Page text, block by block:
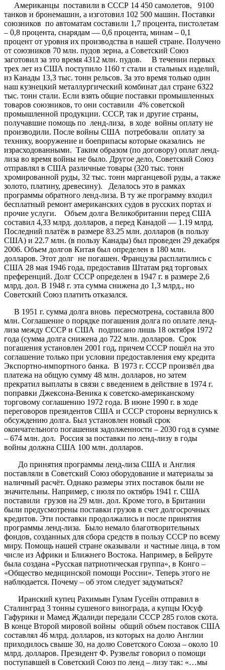
Американцы поставили в СССР 14 450 самолетов, 9100
танков и бронемашин, а изготовил 102 500 машин. Поставки
союзников по автоматам составили 1,7 процента, пистолетам
– 0,8 процента, снарядам — 0,6 процента, минам – 0,1
процент от уровня их производства в нашей стране. Получено
от союзников 70 млн. пудов зерна, а Советский Союз
заготовил за это время 4312 млн. пудов. В течении первых
трех лет из США поступило 1160 т стали и стальных изделий,
из Канады 13,3 тыс. тонн рельсов. За это время только один
наш кузнецкий металлургический комбинат дал стране 6322
тыс. тонн стали. Если взять общие поставки промышленных
товаров союзников, то они составили 4% советской
промышленной продукции. СССР, так и другие страны,
получавшие помощь по ленд-лиза, в ходе войны оплату не
производили. После войны США потребовали оплату за
технику, вооружение и боеприпасы которые оказались не
израсходованными. Таким образом (по договору) оплат ленд-
лиза во время войны не было. Другое дело, Советский Союз
отправлял в США различные товары (320 тыс. тонн
хромированной руды, 32 тыс. тонн марганцевой руды, а также
золото, платину, древесину). Делалось это в рамках
программы обратного ленд-лиза. В ту же программу входил
бесплатный ремонт американских судов в русских портах и
прочие услуги. Объем долга Великобритании перед США
составил 4,33 млрд. долларов, а перед Канадой — 1.19 млрд.
Последний платёж в размере 83.25 млн. долларов (в пользу
США) и 22.7 млн. (в пользу Канады) был проведен 29 декабря
2006. Объем долгов Китая был определен в 180 млн.
долларов. Этот долг не погашен. Французы расплатились с
США 28 мая 1946 года, предоставив Штатам ряд торговых
преференций. Долг СССР определен в 1947 г. в размере 2,6
млрд. дол. В 1948 г. эта сумма снижена до 1,3 млрд., но
Советский Союз платить отказался.
В 1951 г. сумма долга вновь пересмотрена, составила 800
млн. Соглашение о порядке погашения долга по оплате ленд-
лиза между СССР и США подписано лишь 18 октября 1972
года (сумма долга снижена до 722 млн. долларов. Срок
погашения установлен 2001 год, причем СССР пошёл на это
соглашение только при условии предоставления ему кредита
Экспортно-импортного банка. В 1973 г. СССР произвёл два
платежа на общую сумму 48 млн. долларов, но затем
прекратил выплаты в связи с введением в действие в 1974 г.
поправки Джексона-Веника к советско-американскому
торговому соглашению 1972 года. В июне 1990 г. в ходе
переговоров президентов США и СССР стороны вернулись к
обсуждению долга. Был установлен новый срок
окончательного погашения задолженности – 2030 год в сумме
– 674 млн. дол. Россия за поставки по ленд-лизу в годы
войны должна США 100 млн. долларов.
До принятия программы ленд-лиза США и Англия
поставляли в Советский Союз оборудование и материалы за
наличный расчёт. Однако размеры этих поставок были не
значительны. Например, с июля по октябрь 1941 г. США
поставили грузов на 29 млн. дол. Кроме того, в Британии
были предусмотрены поставки грузов в счет долгосрочных
кредитов. Эти поставки продолжались и после принятия
программы ленд-лиза. Было немало благотворительных
фондов, созданных для сбора средств в пользу СССР по всему
миру. Помощь нашей стране оказывали и частные лица, в том
числе из Африки и Ближнего Востока. Например, в Бейруте
была создана «Русская патриотическая группа», в Конго –
«Общество медицинской помощи России». Теперь этого не
наблюдается. Почему – об этом следует задуматься?
Иранский купец Рахимьян Гулам Гусейн отправил в
Сталинград 3 тонны сушеного винограда, а купцы Юсуф
Гафурики и Мамед Ждалиди передали СССР 285 голов скота.
В конце Второй мировой войны общий объем поставок США
составлял 46 млрд. долларов, из которых на долю Англии
приходилось свыше 30, на долю Советского Союза – около 10
млрд. долларов. Президент Ф. Рузвельт говорил о помощи
поступавшей в Советский Союз по ленд – лизу так: «…мы